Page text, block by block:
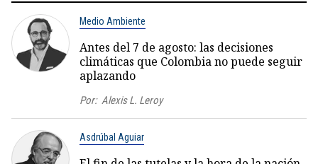
Medio Ambiente
Antes del 7 de agosto: las decisiones
climáticas que Colombia no puede seguir
aplazando
Por: Alexis L. Leroy
Asdrúbal Aguiar